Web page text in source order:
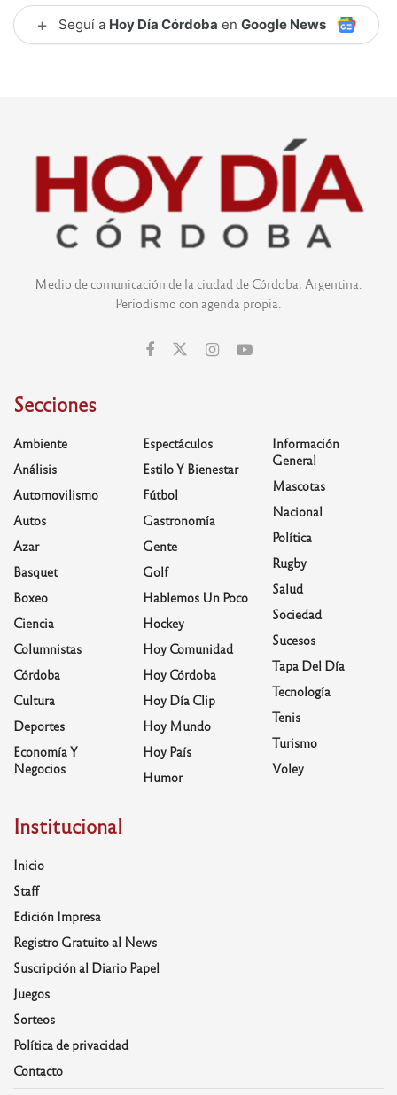
+ Seguí a Hoy Día Córdoba en Google News
Medio de comunicación de la ciudad de Córdoba, Argentina.
Periodismo con agenda propia.
Secciones
Ambiente
Análisis
Automovilismo
Autos
Azar
Basquet
Boxeo
Ciencia
Columnistas
Córdoba
Cultura
Deportes
Economía Y
Negocios
Espectáculos
Estilo Y Bienestar
Fútbol
Gastronomía
Gente
Golf
Hablemos Un Poco
Hockey
Hoy Comunidad
Hoy Córdoba
Hoy Día Clip
Hoy Mundo
Hoy País
Humor
Información
General
Mascotas
Nacional
Política
Rugby
Salud
Sociedad
Sucesos
Tapa Del Día
Tecnología
Tenis
Turismo
Voley
Institucional
Inicio
Staff
Edición Impresa
Registro Gratuito al News
Suscripción al Diario Papel
Juegos
Sorteos
Política de privacidad
Contacto